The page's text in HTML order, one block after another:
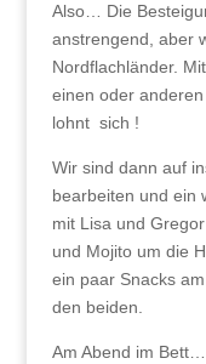
Also… Die
anstrengend, aber
Nordflachländer.
einen oder
lohnt sich !
Wir sind dann auf
bearbeiten und ein
mit Lisa und
und Mojito um die
ein paar Snacks
den beiden.
Am Abend im